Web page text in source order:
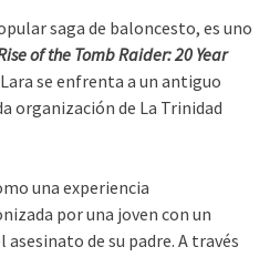
saga de baloncesto, es uno
of the Tomb Raider: 20 Year
se enfrenta a un antiguo
organización de La Trinidad
una experiencia
por una joven con un
de su padre. A través